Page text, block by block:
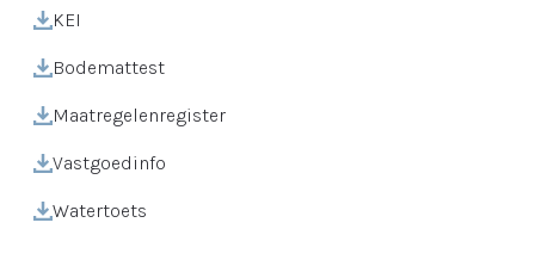
KEI
Bodemattest
Maatregelenregister
Vastgoedinfo
Watertoets